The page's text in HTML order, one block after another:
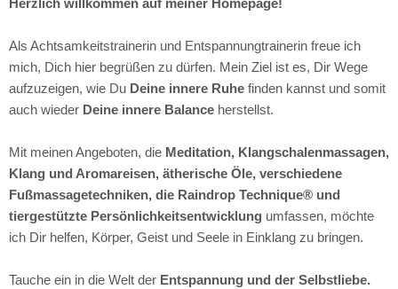
Herzlich willkommen auf meiner Homepage!
Als Achtsamkeitstrainerin und Entspannungtrainerin freue ich
mich, Dich hier begrüßen zu dürfen. Mein Ziel ist es, Dir Wege
aufzuzeigen, wie Du Deine innere Ruhe finden kannst und somit
auch wieder Deine innere Balance herstellst.
Mit meinen Angeboten, die Meditation, Klangschalenmassagen,
Klang und Aromareisen, ätherische Öle, verschiedene
Fußmassagetechniken, die Raindrop Technique® und
tiergestützte Persönlichkeitsentwicklung umfassen, möchte
ich Dir helfen, Körper, Geist und Seele in Einklang zu bringen.
Tauche ein in die Welt der Entspannung und der Selbstliebe.